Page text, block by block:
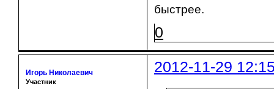
быстрее.
0
2012-11-29
Игорь Николаевич
Участник